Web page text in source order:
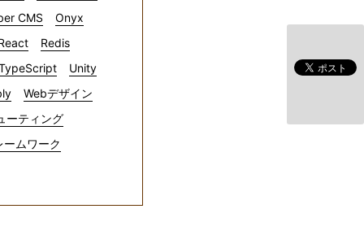
CMS
Onyx
Redis
Unity
Webデザイン
ーティング
ームワーク